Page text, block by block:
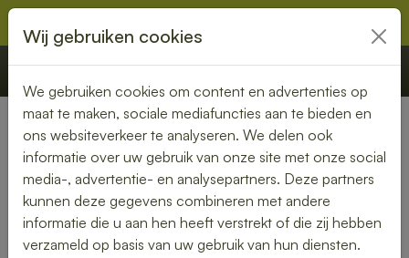
€ 0,00 Offerte Bestellen
Nederland» Geijsteren
Lunch bezorgen in Geijsteren
– smaakvol en gemakkelijk
Wij gebruiken cookies
We gebruiken cookies om content en advertenties op
maat te maken, sociale mediafuncties aan te bieden en
ons websiteverkeer te analyseren. We delen ook
informatie over uw gebruik van onze site met onze social
media-, advertentie- en analysepartners. Deze partners
kunnen deze gegevens combineren met andere
informatie die u aan hen heeft verstrekt of die zij hebben
verzameld op basis van uw gebruik van hun diensten.